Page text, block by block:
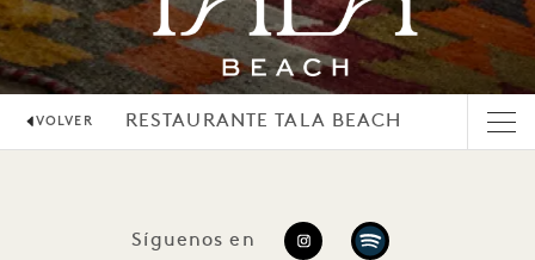
VOLVER RESTAURANTE TALA BEACH
Síguenos en